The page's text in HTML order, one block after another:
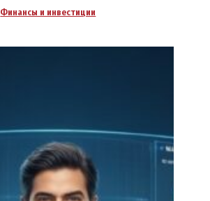
Финансы и инвестиции